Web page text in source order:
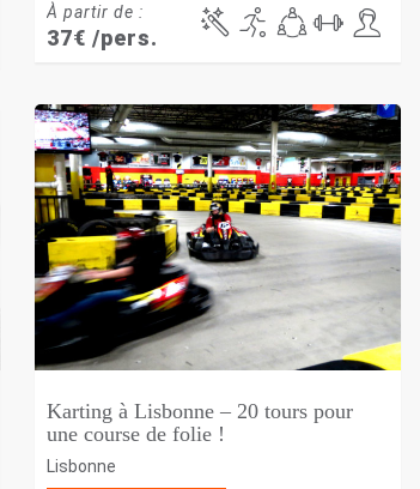
À partir de :
37€ /pers.
Karting à Lisbonne – 20 tours pour
une course de folie !
Lisbonne